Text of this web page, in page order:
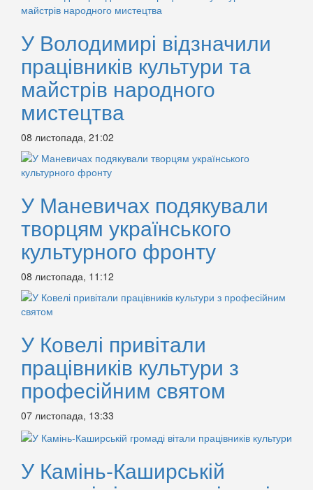
У Володимирі відзначили
працівників культури та
майстрів народного
мистецтва
08 листопада, 21:02
У Маневичах подякували
творцям українського
культурного фронту
08 листопада, 11:12
У Ковелі привітали
працівників культури з
професійним святом
07 листопада, 13:33
У Камінь-Каширській